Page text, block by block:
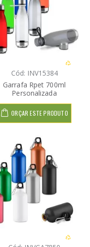
Cód: INV15384
Garrafa Rpet 700ml
Personalizada
ORÇAR ESTE PRODUTO